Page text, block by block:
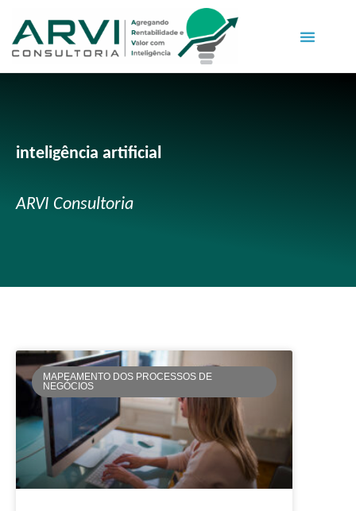
inteligência artificial
ARVI Consultoria
MAPEAMENTO DOS PROCESSOS DE
NEGÓCIOS